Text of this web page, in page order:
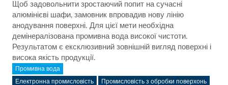
Щоб задовольнити зростаючий попит на сучасні
алюмінієві шафи, замовник впровадив нову лінію
анодування поверхні. Для цієї мети необхідна
демінералізована промивна вода високої чистоти.
Результатом є ексклюзивний зовнішній вигляд поверхні і
висока якість продукції.
Промивна вода
Електронна промисловість Промисловість з обробки поверхонь